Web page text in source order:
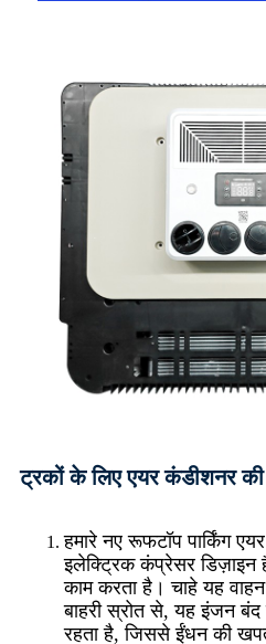
ट्रकों के लिए एयर कंडीशनर की
हमारे नए रूफटॉप पार्किंग
इलेक्ट्रिक कंप्रेसर
काम करता है। चाहे यह
बाहरी स्रोत से, यह इंजन बंद
रहता है, जिससे ईंधन की